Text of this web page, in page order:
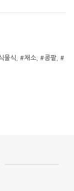
물식 #채소 #콩팥
#